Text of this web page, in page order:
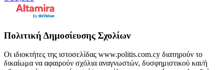
Πολιτική Δημοσίευσης Σχολίων
Οι ιδιοκτήτες της ιστοσελίδας www.politis.com.cy διατηρούν το
δικαίωμα να αφαιρούν σχόλια αναγνωστών, δυσφημιστικού και/ή